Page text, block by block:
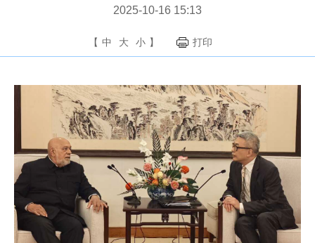
2025-10-16 15:13
【 中 大 小 】 打印